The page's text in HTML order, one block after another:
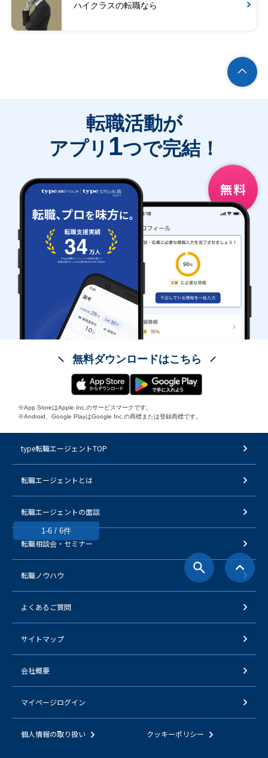
ハイクラスの転職なら
1-6 / 6件
転職活動が
アプリ 1つで完結！
無料ダウンロードはこちら
※App StoreはApple Inc.のサービスマークです。
※Android、Google PlayはGoogle Inc.の商標または登録商標です。
type転職エージェントTOP
転職エージェントとは
転職エージェントの面談
転職相談会・セミナー
転職ノウハウ
よくあるご質問
サイトマップ
会社概要
マイページログイン
個人情報の取り扱い クッキーポリシー